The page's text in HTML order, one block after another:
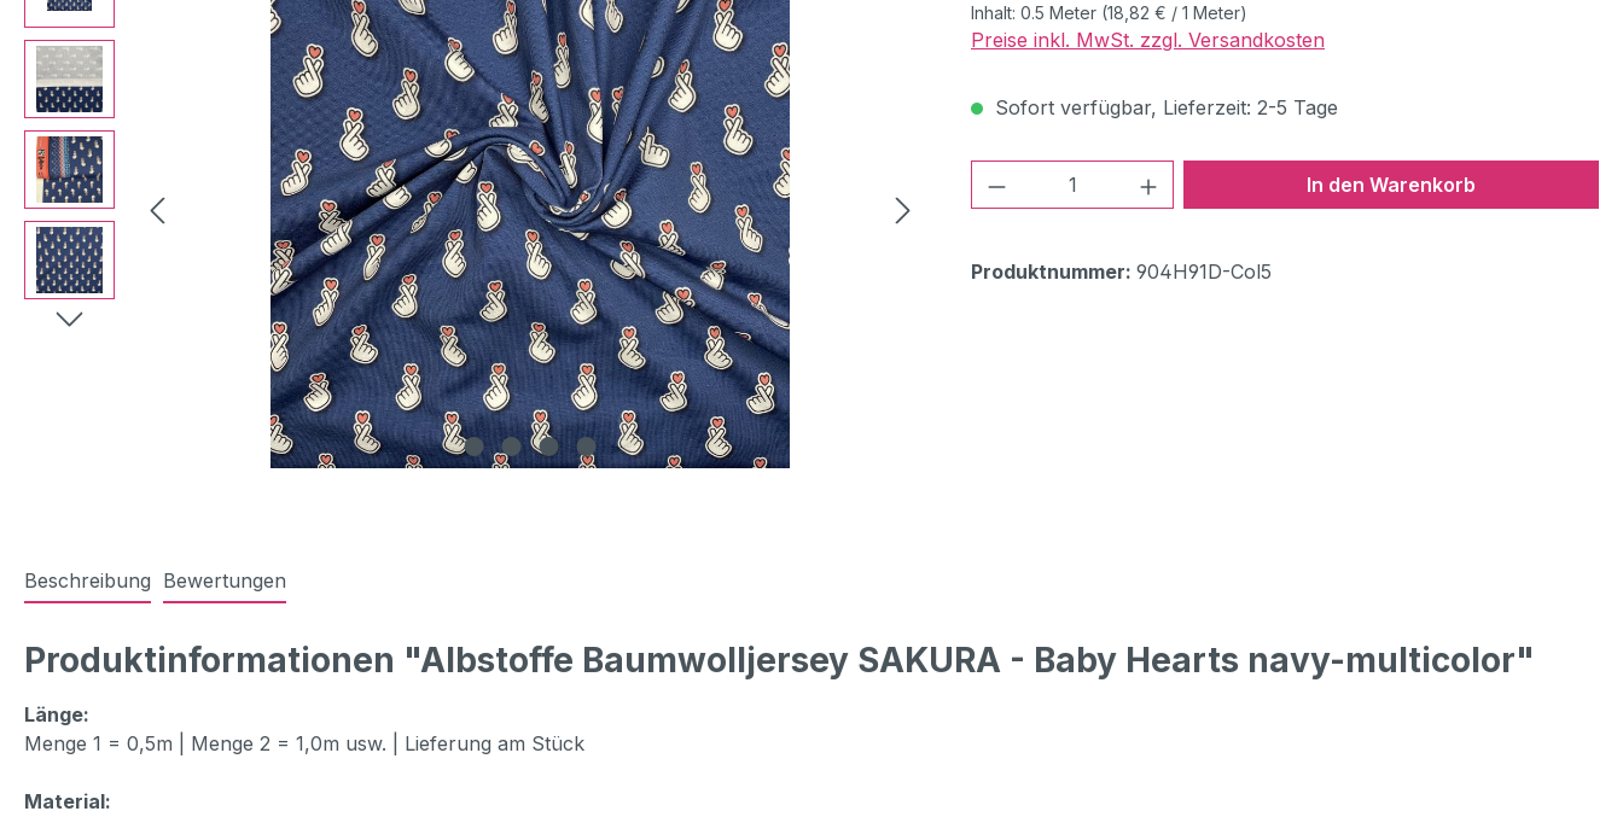
Inhalt: 0.5 Meter (18,82 € / 1 Meter)
Preise inkl. MwSt. zzgl. Versandkosten
Sofort verfügbar, Lieferzeit: 2-5 Tage
Produkt Anzahl: Gib den gewünschten Wert
In den Warenkorb
Produktnummer: 904H91D-Col5
Beschreibung Bewertungen
Produktinformationen "Albstoffe Baumwolljersey SAKURA - Baby Hearts navy-multicolor"
Länge:
Menge 1 = 0,5m | Menge 2 = 1,0m usw. | Lieferung am Stück
Material: